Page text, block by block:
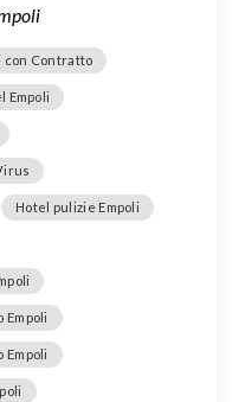
con Contratto
Empoli
Hotel pulizie Empoli
Empoli
Empoli